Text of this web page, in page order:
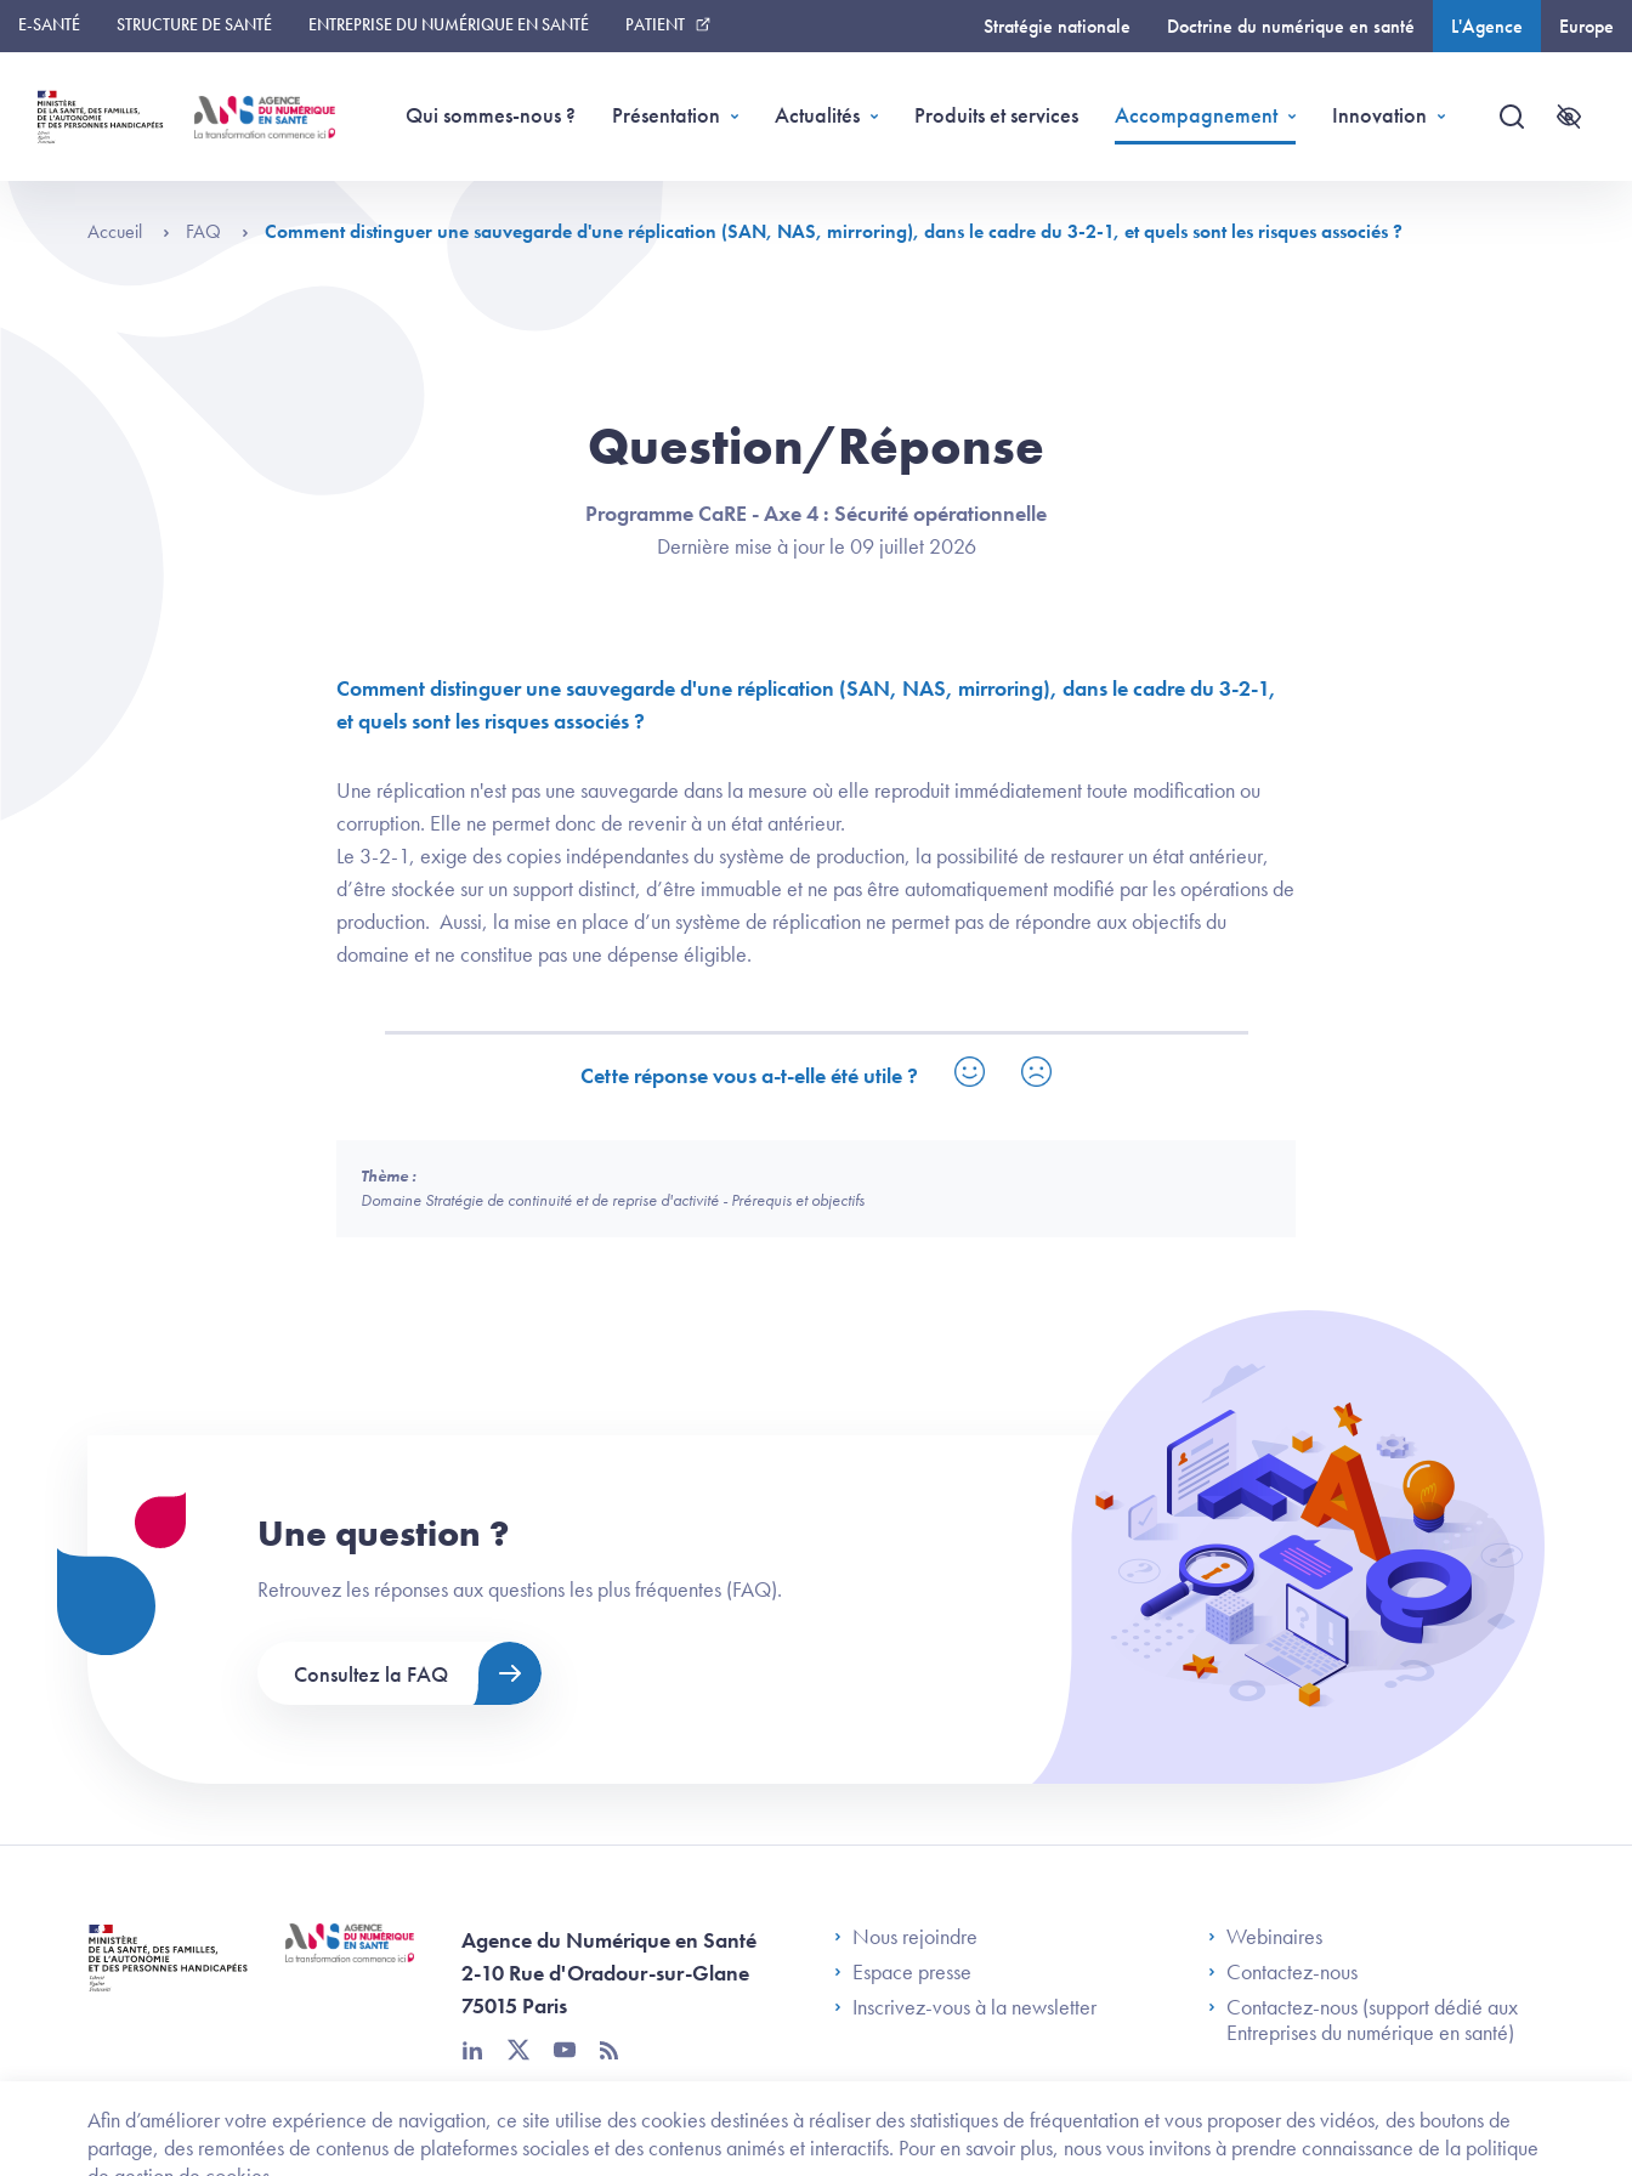
Panneau de gestion des cookies
Afin d’améliorer votre expérience de navigation, ce site utilise des cookies destinées à réaliser des statistiques de fréquentation et vous proposer des vidéos, des boutons de
partage, des remontées de contenus de plateformes sociales et des contenus animés et interactifs. Pour en savoir plus, nous vous invitons à prendre connaissance de la politique
E-SANTÉ STRUCTURE DE SANTÉ ENTREPRISE DU NUMÉRIQUE EN SANTÉ PATIENT Stratégie nationale Doctrine du numérique en santé L'Agence Europe
Qui sommes-nous ? Présentation Actualités Produits et services Accompagnement Innovation
Recherche
Trouvez
Accueil FAQ Comment distinguer une sauvegarde d'une réplication (SAN, NAS, mirroring), dans le cadre du 3-2-1, et quels sont les risques associés ?
Question/Réponse
Programme CaRE - Axe 4 : Sécurité opérationnelle
Dernière mise à jour le 09 juillet 2026
Comment distinguer une sauvegarde d'une réplication (SAN, NAS, mirroring), dans le cadre du 3-2-1,
et quels sont les risques associés ?
Une réplication n'est pas une sauvegarde dans la mesure où elle reproduit immédiatement toute modification ou
corruption. Elle ne permet donc de revenir à un état antérieur.
Le 3-2-1, exige des copies indépendantes du système de production, la possibilité de restaurer un état antérieur,
d’être stockée sur un support distinct, d’être immuable et ne pas être automatiquement modifié par les opérations de
production. Aussi, la mise en place d’un système de réplication ne permet pas de répondre aux objectifs du
domaine et ne constitue pas une dépense éligible.
Cette réponse vous a-t-elle été utile ?
Thème :
Domaine Stratégie de continuité et de reprise d'activité - Prérequis et objectifs
Une question ?
Retrouvez les réponses aux questions les plus fréquentes (FAQ).
Consultez la FAQ
Agence du Numérique en Santé
2-10 Rue d'Oradour-sur-Glane
75015 Paris
linkedintwitteryoutube
rss
Footer Left ANS
Nous rejoindre
Espace presse
Inscrivez-vous à la newsletter
Footer Right ANS
Webinaires
Contactez-nous
Contactez-nous (support dédié aux
Entreprises du numérique en santé)